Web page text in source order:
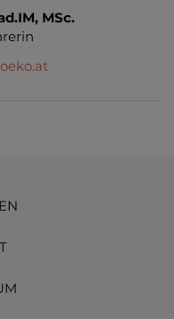
MSc.